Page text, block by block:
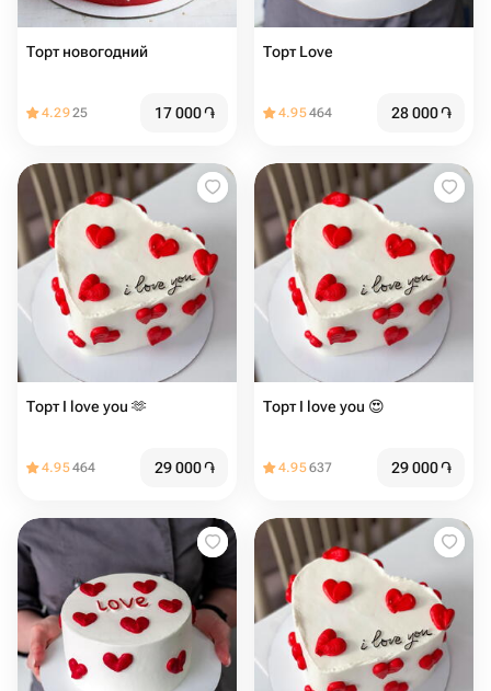
Торт новогодний
4.2925 17 000֏
Торт Love
4.95464 28 000֏
Торт I love you 🫶
4.95464 29 000֏
Торт I love you 😍
4.95637 29 000֏